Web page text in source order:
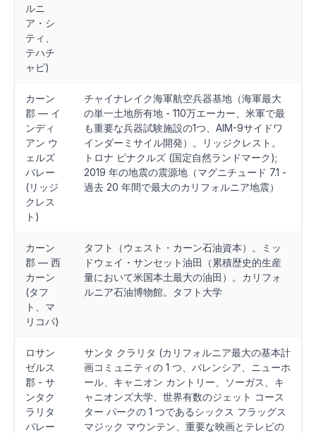
ルニ
ア・シ
ティ、
テハチ
ャピ)
カーン
郡 — イ
ンディ
アン ウ
ェルズ
バレー
(リッジ
クレス
ト)
チャイナレイク海軍航空兵器基地（海軍最大
の単一土地所有地 - 110万エーカー、米軍で最
も重要な兵器試験施設の1つ、AIM-9サイドワ
インダーミサイル開発）。リッジクレスト。
トロナ ピナクルズ (国定自然ランドマーク);
2019 年の地震の震源地（マグニチュード 7.1 -
過去 20 年間で最大のカリフォルニア地震）
カーン
郡 — 西
カーン
(タフ
ト、マ
リコパ)
タフト（ウェスト・カーン石油資本）。ミッ
ドウェイ・サンセット油田（累積歴史的生産
量において米国本土最大の油田）。カリフォ
ルニア石油博物館。タフト大学
ロサン
ゼルス
郡 - サ
ンタク
ラリタ
バレー
サンタ クラリタ (カリフォルニア最大の基本計
画コミュニティの 1 つ、バレンシア、ニューホ
ール、キャニオン カントリー、ソーガス、キ
ャニオンズ大学、世界有数のジェット コース
ター パークの 1 つであるシックス フラッグス
マジック マウンテン、重要な映画とテレビの